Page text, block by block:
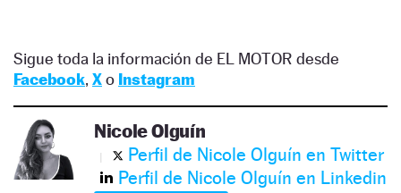
Sigue toda la información de EL MOTOR desde
Facebook, Xo Instagram
Nicole Olguín
Perfil de Nicole Olguín en Twitter
Perfil de Nicole Olguín en Linkedin